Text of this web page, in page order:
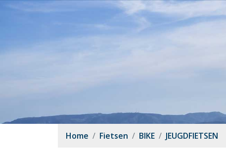
Home Fietsen BIKE JEUGDFIETSEN